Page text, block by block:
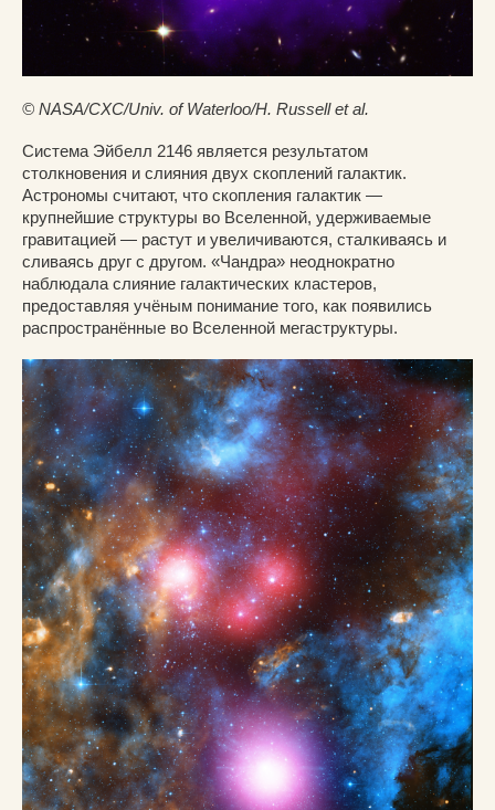
© NASA/CXC/Univ. of Waterloo/H. Russell et al.
Система Эйбелл 2146 является результатом
столкновения и слияния двух скоплений галактик.
Астрономы считают, что скопления галактик —
крупнейшие структуры во Вселенной, удерживаемые
гравитацией — растут и увеличиваются, сталкиваясь и
сливаясь друг с другом. «Чандра» неоднократно
наблюдала слияние галактических кластеров,
предоставляя учёным понимание того, как появились
распространённые во Вселенной мегаструктуры.